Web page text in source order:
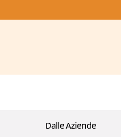
Dalle Aziende